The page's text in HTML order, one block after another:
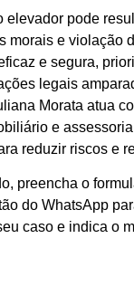
elevador pode
morais e violação
e segura,
legais
Morata atua
e
reduzir riscos e
preencha o
do WhatsApp
caso e indica o